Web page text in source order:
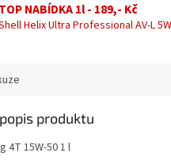
TOP NABÍDKA 1l - 189,- Kč
Helix Ultra Professional AV-L
produktu
4T 15W-50 1 l